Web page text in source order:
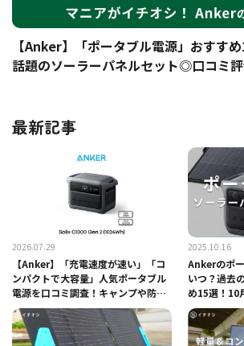
【Anker】「ポータブル電源」おすす
話題のソーラーパネルセット◎口コミ
最新記事
2026.07.29
【Anker】「充電速度が速い」「コ
ンパクトで大容量」人気ポータブル
電源を口コミ調査！キャンプや防災
にイチオシ
2025.10.16
Ankerのポ
いつ？過去
め15選！10
0％オフ